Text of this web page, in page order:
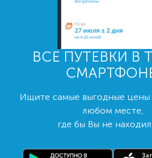
ВСЕ ПУТЕВКИ В
Ищите самые выгодные цены
любом месте,
где бы Вы не